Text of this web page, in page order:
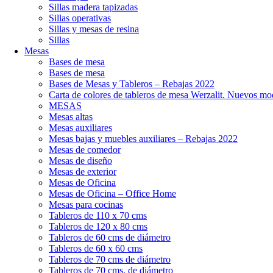
Sillas madera tapizadas
Sillas operativas
Sillas y mesas de resina
Sillas
Mesas
Bases de mesa
Bases de mesa
Bases de Mesas y Tableros – Rebajas 2022
Carta de colores de tableros de mesa Werzalit. Nuevos
MESAS
Mesas altas
Mesas auxiliares
Mesas bajas y muebles auxiliares – Rebajas 2022
Mesas de comedor
Mesas de diseño
Mesas de exterior
Mesas de Oficina
Mesas de Oficina – Office Home
Mesas para cocinas
Tableros de 110 x 70 cms
Tableros de 120 x 80 cms
Tableros de 60 cms de diámetro
Tableros de 60 x 60 cms
Tableros de 70 cms de diámetro
Tableros de 70 cms. de diámetro